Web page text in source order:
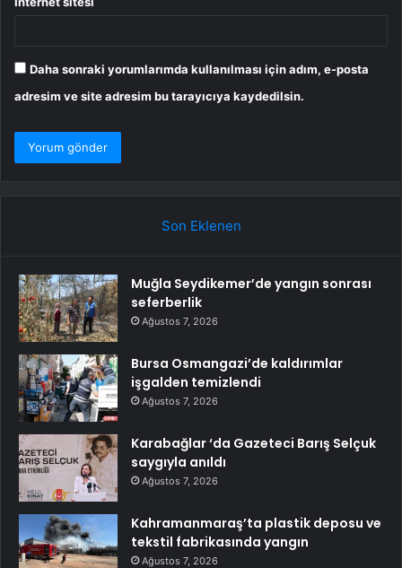
Daha sonraki yorumlarımda kullanılması için adım, e-posta
adresim ve site adresim bu tarayıcıya kaydedilsin.
Son Eklenen
Muğla Seydikemer’de yangın sonrası
seferberlik
Ağustos 7, 2026
Bursa Osmangazi’de kaldırımlar
işgalden temizlendi
Ağustos 7, 2026
Karabağlar ‘da Gazeteci Barış Selçuk
saygıyla anıldı
Ağustos 7, 2026
Kahramanmaraş’ta plastik deposu ve
tekstil fabrikasında yangın
Ağustos 7, 2026